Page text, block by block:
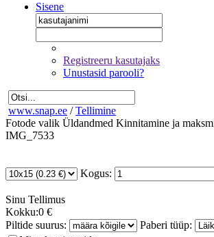
Sisene
Registreeru kasutajaks
Unustasid parooli?
www.snap.ee / Tellimine
Fotode valik Üldandmed Kinnitamine ja
IMG_7533
Kogus:
Sinu Tellimus
Kokku:0 €
Piltide suurus:
Paberi tüüp: